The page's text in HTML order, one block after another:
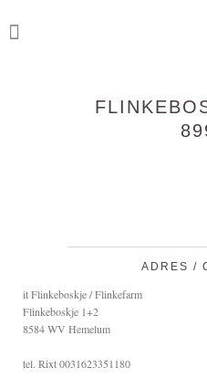
ADRES /
it Flinkeboskje / Flinkefarm
Flinkeboskje 1+2
8584 WV Hemelum
tel. Rixt 0031623351180